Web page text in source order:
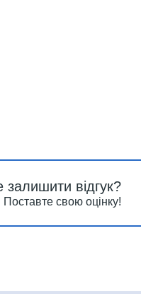
залишити відгук?
Поставте свою оцінку!